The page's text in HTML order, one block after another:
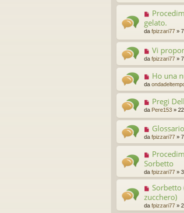
gelato.
da fpizzari77 »
Vi
da fpizzari77 »
Ho una
da
Pregi
da Pere153 »
da fpizzari77 »
Sorbetto
da fpizzari77 »
Sorbetto
zucchero)
da fpizzari77 »